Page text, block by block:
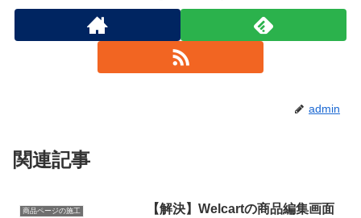
admin
関連記事
商品ページの施工
【解決】Welcartの商品編集画面